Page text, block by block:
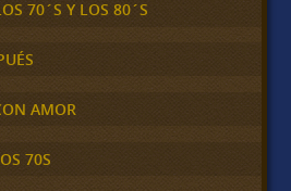
70´S Y LOS 80´S
AMOR
70S